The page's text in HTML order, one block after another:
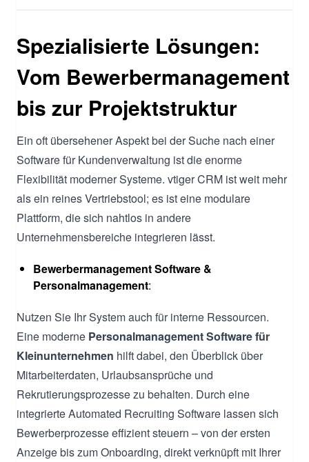
Spezialisierte Lösungen:
Vom Bewerbermanagement
bis zur Projektstruktur
Ein oft übersehener Aspekt bei der Suche nach einer
Software für Kundenverwaltung ist die enorme
Flexibilität moderner Systeme. vtiger CRM ist weit mehr
als ein reines Vertriebstool; es ist eine modulare
Plattform, die sich nahtlos in andere
Unternehmensbereiche integrieren lässt.
Bewerbermanagement Software &
Personalmanagement:
Nutzen Sie Ihr System auch für interne Ressourcen.
Eine moderne Personalmanagement Software für
Kleinunternehmen hilft dabei, den Überblick über
Mitarbeiterdaten, Urlaubsansprüche und
Rekrutierungsprozesse zu behalten. Durch eine
integrierte Automated Recruiting Software lassen sich
Bewerberprozesse effizient steuern – von der ersten
Anzeige bis zum Onboarding, direkt verknüpft mit Ihrer